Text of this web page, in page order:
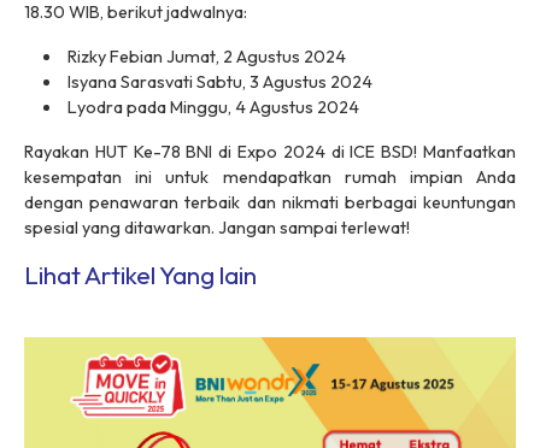
18.30 WIB, berikut jadwalnya:
Rizky Febian Jumat, 2 Agustus 2024
Isyana Sarasvati Sabtu, 3 Agustus 2024
Lyodra pada Minggu, 4 Agustus 2024
Rayakan HUT Ke-78 BNI di Expo 2024 di ICE BSD! Manfaatkan
kesempatan ini untuk mendapatkan rumah impian Anda
dengan penawaran terbaik dan nikmati berbagai keuntungan
spesial yang ditawarkan. Jangan sampai terlewat!
Lihat Artikel Yang lain